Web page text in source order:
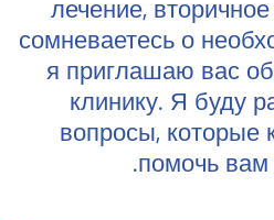
лечение,
сомневаетесь о
я приглашаю вас
клинику. Я буду
вопросы, которые
помочь вам